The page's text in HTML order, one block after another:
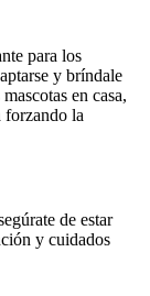
para los
y bríndale
en casa,
forzando la
de estar
y cuidados